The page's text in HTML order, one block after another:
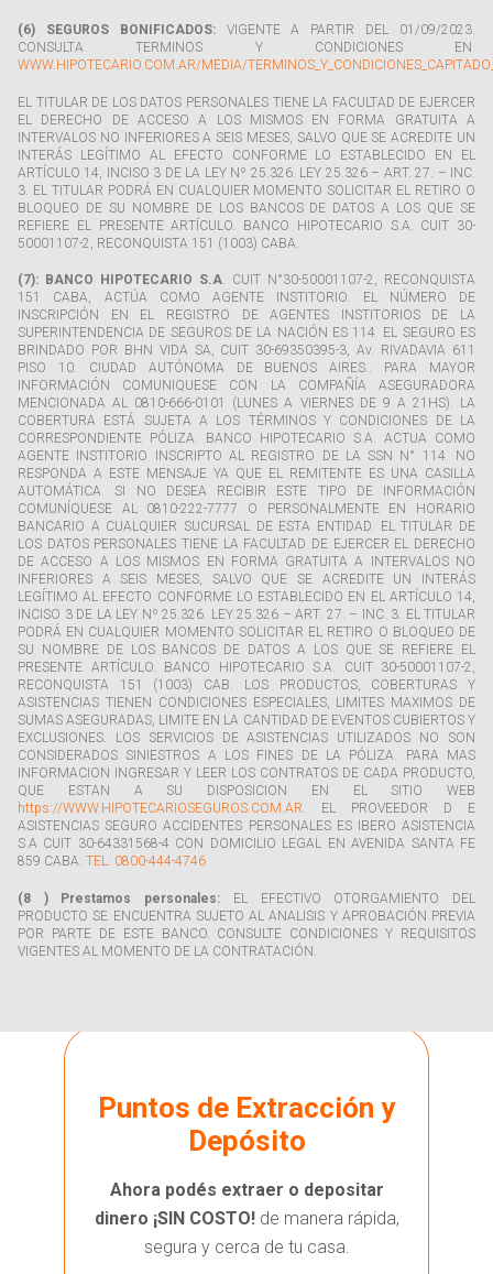
(6) SEGUROS BONIFICADOS:VIGENTE A PARTIR DEL 01/09/2023.
CONSULTA TERMINOS Y CONDICIONES EN
WWW.HIPOTECARIO.COM.AR/MEDIA/
EL TITULAR DE LOS DATOS PERSONALES TIENE LA FACULTAD DE EJERCER
EL DERECHO DE ACCESO A LOS MISMOS EN FORMA GRATUITA A
INTERVALOS NO INFERIORES A SEIS MESES, SALVO QUE SE ACREDITE UN
INTERÁS LEGÍTIMO AL EFECTO CONFORME LO ESTABLECIDO EN EL
ARTÍCULO 14, INCISO 3 DE LA LEY Nº 25.326. LEY 25.326 – ART. 27. – INC.
3. EL TITULAR PODRÁ EN CUALQUIER MOMENTO SOLICITAR EL RETIRO O
BLOQUEO DE SU NOMBRE DE LOS BANCOS DE DATOS A LOS QUE SE
REFIERE EL PRESENTE ARTÍCULO. BANCO HIPOTECARIO S.A. CUIT 30-
50001107-2, RECONQUISTA 151 (1003) CABA.
(7): BANCO HIPOTECARIO S.A. CUIT N°30-50001107-2, RECONQUISTA
151 CABA, ACTÚA COMO AGENTE INSTITORIO. EL NÚMERO DE
INSCRIPCIÓN EN EL REGISTRO DE AGENTES INSTITORIOS DE LA
SUPERINTENDENCIA DE SEGUROS DE LA NACIÓN ES 114. EL SEGURO ES
BRINDADO POR BHN VIDA SA, CUIT 30-69350395-3, Av. RIVADAVIA 611
PISO 10. CIUDAD AUTÓNOMA DE BUENOS AIRES.. PARA MAYOR
INFORMACIÓN COMUNIQUESE CON LA COMPAÑÍA ASEGURADORA
MENCIONADA AL 0810-666-0101 (LUNES A VIERNES DE 9 A 21HS). LA
COBERTURA ESTÁ SUJETA A LOS TÉRMINOS Y CONDICIONES DE LA
CORRESPONDIENTE PÓLIZA. BANCO HIPOTECARIO S.A. ACTUA COMO
AGENTE INSTITORIO INSCRIPTO AL REGISTRO DE LA SSN N° 114. NO
RESPONDA A ESTE MENSAJE YA QUE EL REMITENTE ES UNA CASILLA
AUTOMÁTICA. SI NO DESEA RECIBIR ESTE TIPO DE INFORMACIÓN
COMUNÍQUESE AL 0810-222-7777 O PERSONALMENTE EN HORARIO
BANCARIO A CUALQUIER SUCURSAL DE ESTA ENTIDAD. EL TITULAR DE
LOS DATOS PERSONALES TIENE LA FACULTAD DE EJERCER EL DERECHO
DE ACCESO A LOS MISMOS EN FORMA GRATUITA A INTERVALOS NO
INFERIORES A SEIS MESES, SALVO QUE SE ACREDITE UN INTERÁS
LEGÍTIMO AL EFECTO CONFORME LO ESTABLECIDO EN EL ARTÍCULO 14,
INCISO 3 DE LA LEY Nº 25.326. LEY 25.326 – ART. 27. – INC. 3. EL TITULAR
PODRÁ EN CUALQUIER MOMENTO SOLICITAR EL RETIRO O BLOQUEO DE
SU NOMBRE DE LOS BANCOS DE DATOS A LOS QUE SE REFIERE EL
PRESENTE ARTÍCULO. BANCO HIPOTECARIO S.A. CUIT 30-50001107-2,
RECONQUISTA 151 (1003) CAB. LOS PRODUCTOS, COBERTURAS Y
ASISTENCIAS TIENEN CONDICIONES ESPECIALES, LIMITES MAXIMOS DE
SUMAS ASEGURADAS, LIMITE EN LA CANTIDAD DE EVENTOS CUBIERTOS Y
EXCLUSIONES. LOS SERVICIOS DE ASISTENCIAS UTILIZADOS NO SON
CONSIDERADOS SINIESTROS A LOS FINES DE LA PÓLIZA. PARA MAS
INFORMACION INGRESAR Y LEER LOS CONTRATOS DE CADA PRODUCTO,
QUE ESTAN A SU DISPOSICION EN EL SITIO WEB
https://WWW.HIPOTECARIOSEGUROS.COM.AR. EL PROVEEDOR D E
ASISTENCIAS SEGURO ACCIDENTES PERSONALES ES IBERO ASISTENCIA
S.A CUIT 30-64331568-4 CON DOMICILIO LEGAL EN AVENIDA SANTA FE
859 CABA. TEL: 0800-444-4746
(8 ) Prestamos personales: EL EFECTIVO OTORGAMIENTO DEL
PRODUCTO SE ENCUENTRA SUJETO AL ANALISIS Y APROBACIÓN PREVIA
POR PARTE DE ESTE BANCO. CONSULTE CONDICIONES Y REQUISITOS
VIGENTES AL MOMENTO DE LA CONTRATACIÓN.
Puntos de Extracción y
Depósito
Ahora podés extraer o depositar
dinero ¡SIN COSTO! de manera rápida,
segura y cerca de tu casa.